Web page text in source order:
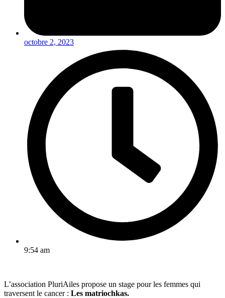
octobre 2, 2023
9:54 am
L’association PluriAiles propose un stage pour les femmes qui
traversent le cancer : Les matriochkas.